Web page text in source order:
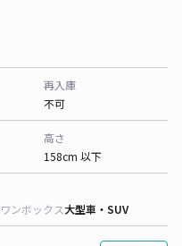
再入庫
不可
高さ
158cm 以下
ワンボックス大型車・SUV